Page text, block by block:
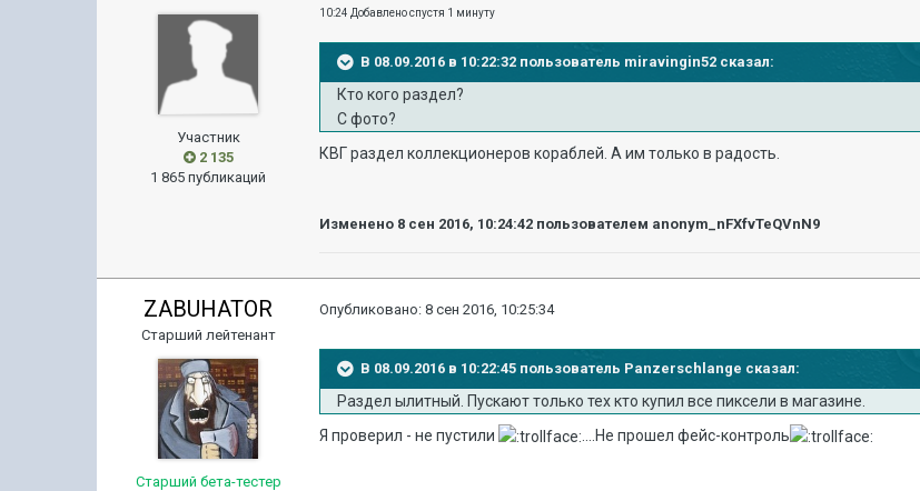
Участник
2 135
1 865 публикаций
10:24 Добавлено спустя 1 минуту
В 08.09.2016 в 10:22:32 пользователь miravingin52 сказал:
Кто кого раздел?
С фото?
КВГ раздел коллекционеров кораблей. А им только в радость.
Изменено 8 сен 2016, 10:24:42 пользователем anonym_nFXfvTeQVnN9
ZABUHATOR
Старший лейтенант
Старший бета-тестер
Опубликовано:8 сен 2016, 10:25:34
В 08.09.2016 в 10:22:45 пользователь Panzerschlange сказал:
Раздел ылитный. Пускают только тех кто купил все пиксели в магазине.
Я проверил - не пустили
....Не прошел фейс-контроль